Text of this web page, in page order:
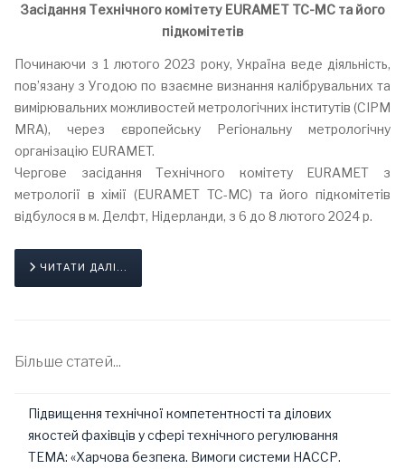
Засідання Технічного комітету EURAMET TC-MC та його
підкомітетів
Починаючи з 1 лютого 2023 року, Україна веде діяльність,
пов’язану з Угодою по взаємне визнання калібрувальних та
вимірювальних можливостей метрологічних інститутів (CIPM
MRA), через європейську Регіональну метрологічну
організацію EURAMET.
Чергове засідання Технічного комітету EURAMET з
метрології в хімії (EURAMET TC-MC) та його підкомітетів
відбулося в м. Делфт, Нідерланди, з 6 до 8 лютого 2024 р.
ЧИТАТИ ДАЛІ...
Більше статей...
Підвищення технічної компетентності та ділових
якостей фахівців у сфері технічного регулювання
ТЕМА: «Харчова безпека. Вимоги системи НАССР.